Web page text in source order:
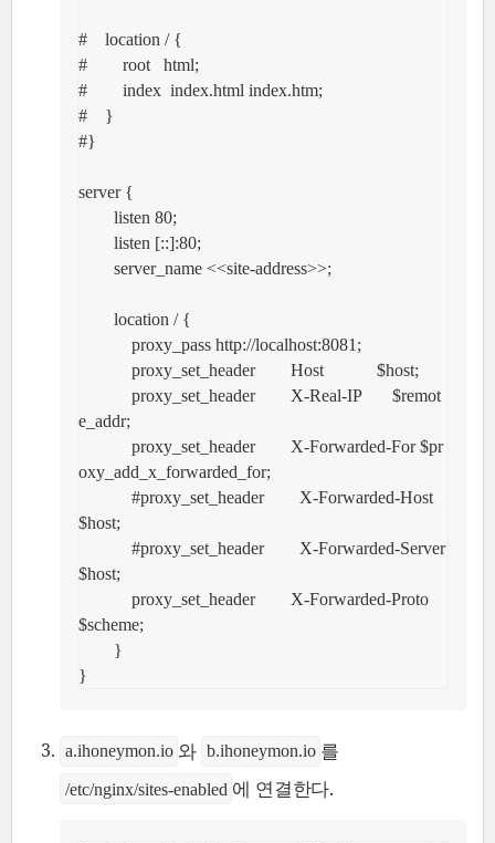
#    location / {
#        root   html;
#        index  index.html index.htm;
#    }
#}
server {
e_addr;
oxy_add_x_forwarded_for;
$host;
$host;
$scheme;
}
a.ihoneymon.io 와 b.ihoneymon.io 를
/etc/nginx/sites-enabled 에 연결한다.